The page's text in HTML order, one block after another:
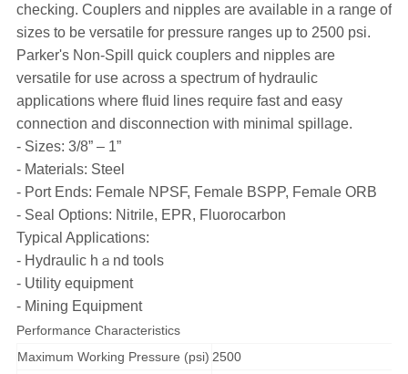
checking. Couplers and nipples are available in a range of
sizes to be versatile for pressure ranges up to 2500 psi.
Parker's Non-Spill quick couplers and nipples are
versatile for use across a spectrum of hydraulic
applications where fluid lines require fast and easy
connection and disconnection with minimal spillage.
- Sizes: 3/8” – 1”
- Materials: Steel
- Port Ends: Female NPSF, Female BSPP, Female ORB
- Seal Options: Nitrile, EPR, Fluorocarbon
Typical Applications:
- Hydraulic hａnd tools
- Utility equipment
- Mining Equipment
Performance Characteristics
Maximum Working Pressure (psi) 2500